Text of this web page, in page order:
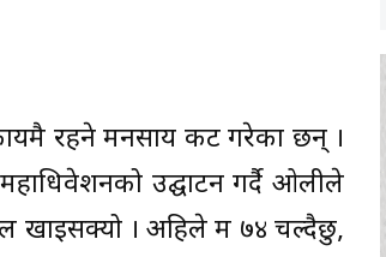
कायमै रहने मनसाय प्रकट गरेका छन् ।
महाधिवेशनको उद्घाटन गर्दै ओलीले
खाइसक्यो । अहिले म ७४ चल्दैछु,